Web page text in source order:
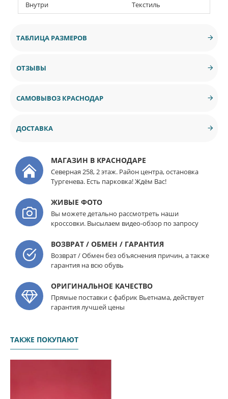
Внутри Текстиль
ТАБЛИЦА РАЗМЕРОВ
ОТЗЫВЫ
САМОВЫВОЗ КРАСНОДАР
ДОСТАВКА
МАГАЗИН В КРАСНОДАРЕ
Северная 258, 2 этаж. Район центра, остановка
Тургенева. Есть парковка! Ждём Вас!
ЖИВЫЕ ФОТО
Вы можете детально рассмотреть наши
кроссовки. Высылаем видео-обзор по запросу
ВОЗВРАТ / ОБМЕН / ГАРАНТИЯ
Возврат / Обмен без объяснения причин, а также
гарантия на всю обувь
ОРИГИНАЛЬНОЕ КАЧЕСТВО
Прямые поставки с фабрик Вьетнама, действует
гарантия лучшей цены
ТАКЖЕ ПОКУПАЮТ